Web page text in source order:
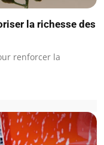
la richesse des
renforcer la